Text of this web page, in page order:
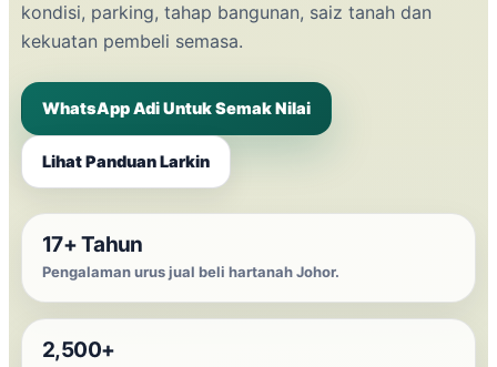
kondisi, parking, tahap bangunan, saiz tanah dan
kekuatan pembeli semasa.
WhatsApp Adi Untuk Semak Nilai
Lihat Panduan Larkin
17+ Tahun
Pengalaman urus jual beli hartanah Johor.
2,500+